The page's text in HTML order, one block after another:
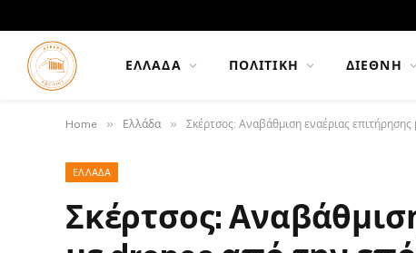
ΕΛΛΆΔΑ ΠΟΛΙΤΙΚΉ ΔΙΕΘΝΉ
Home » Ελλάδα » Σκέρτσος: Αναβάθμιση εναέριας
ΕΛΛΆΔΑ
Σκέρτσος: